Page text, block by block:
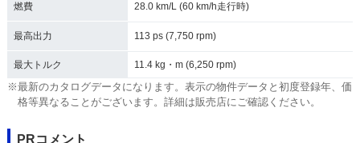
燃費 28.0 km/L (60 km/h走行時)
最高出力 113 ps (7,750 rpm)
最大トルク 11.4 kg・m (6,250 rpm)
※最新のカタログデータになります。表示の物件データと初度登録年、価
格等異なることがございます。詳細は販売店にご確認ください。
PRコメント